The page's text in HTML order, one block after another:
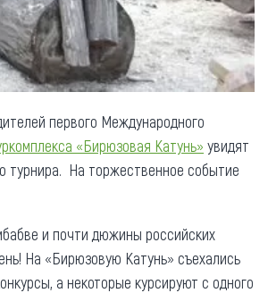
первого Международного
«Бирюзовая Катунь» увидят
турнира. На торжественное событие
и почти дюжины российских
На «Бирюзовую Катунь» съехались
а некоторые курсируют с одного